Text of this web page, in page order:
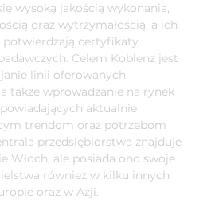
wysoką jakością wykonania,
oraz wytrzymałością, a ich
potwierdzają certyfikaty
Celem Koblenz jest
linii oferowanych
także wprowadzanie na rynek
aktualnie
trendom oraz potrzebom
przedsiębiorstwa znajduje
Włoch, ale posiada ono swoje
również w kilku innych
oraz w Azji.